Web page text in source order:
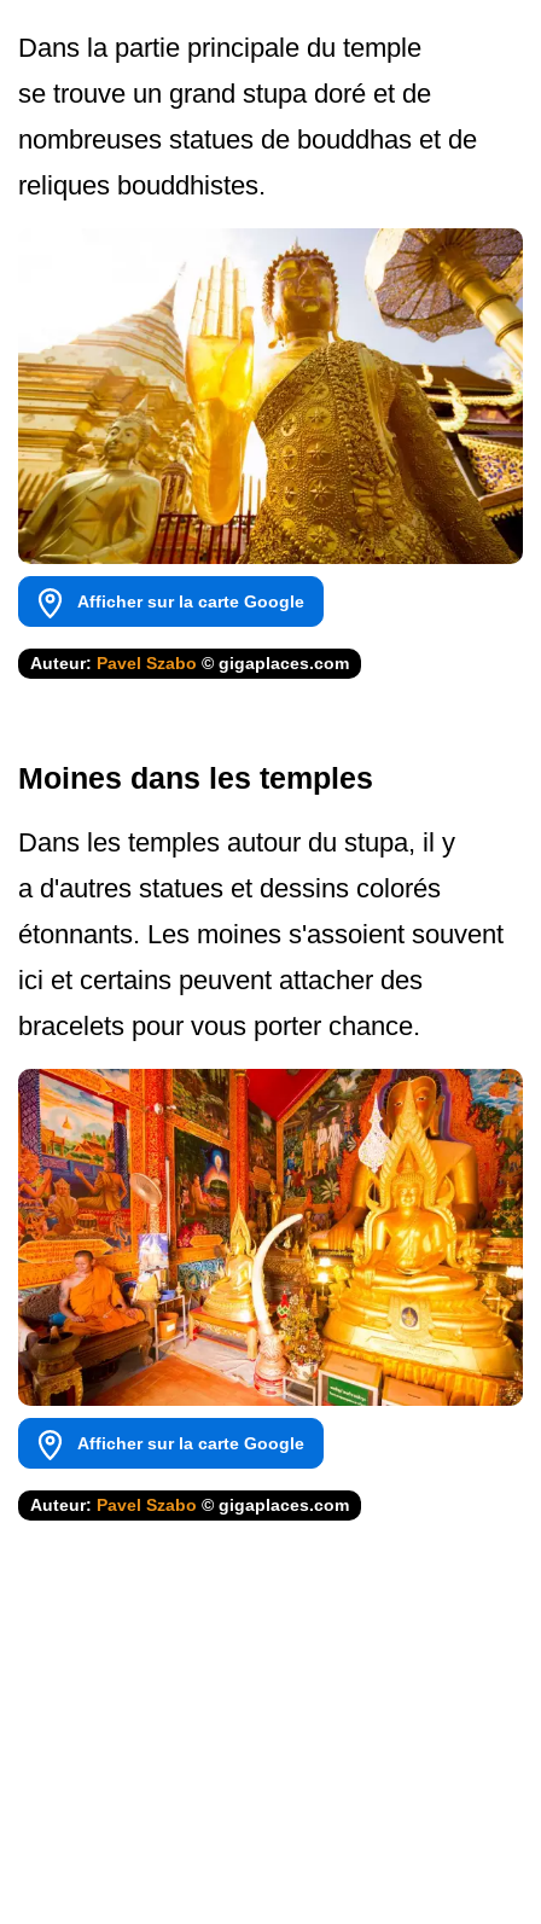
Dans la partie principale du temple
se trouve un grand stupa doré et de
nombreuses statues de bouddhas et de
reliques bouddhistes.
Afficher sur la carte Google
Auteur: Pavel Szabo © gigaplaces.com
Moines dans les temples
Dans les temples autour du stupa, il y
a d'autres statues et dessins colorés
étonnants. Les moines s'assoient souvent
ici et certains peuvent attacher des
bracelets pour vous porter chance.
Afficher sur la carte Google
Auteur: Pavel Szabo © gigaplaces.com